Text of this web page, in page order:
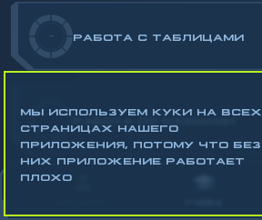
- РАБОТА С ТАБЛИЦАМИ
Математика
Геометрия
МЫ ИСПОЛЬЗУЕМ КУКИ НА ВСЕХ
СТРАНИЦАХ НАШЕГО
ПРИЛОЖЕНИЯ, ПОТОМУ ЧТО БЕЗ
НИХ ПРИЛОЖЕНИЕ РАБОТАЕТ
ПЛОХО